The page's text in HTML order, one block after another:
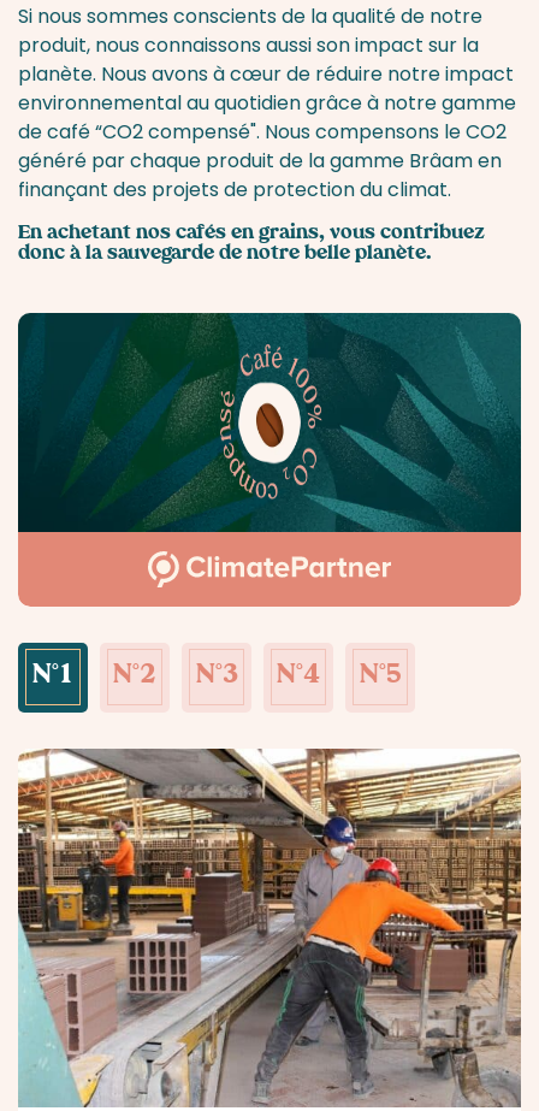
Si nous sommes conscients de la qualité de notre
produit, nous connaissons aussi son impact sur la
planète. Nous avons à cœur de réduire notre impact
environnemental au quotidien grâce à notre gamme
de café “CO2 compensé". Nous compensons le CO2
généré par chaque produit de la gamme Brâam en
finançant des projets de protection du climat.
En achetantnos cafés en grains, vous contribuez
donc à la sauvegarde de notre belle planète.
N°1 N°2 N°3 N°4 N°5